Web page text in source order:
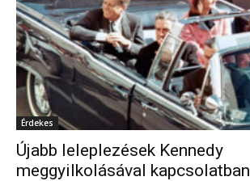
Érdekes
Újabb leleplezések Kennedy
meggyilkolásával kapcsolatban